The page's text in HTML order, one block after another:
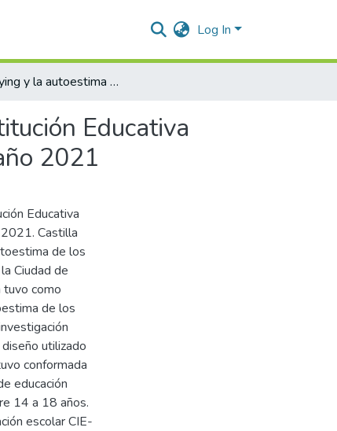
Log In
El bullying y la autoestima de los adolescentes de la Institución Educativa Bello Horizonte de la ciudad de Valledupar, Cesar en el año 2021
Educativa
2021
Educativa
Castilla
de los
Ciudad de
como
de los
utilizado
conformada
educación
14 a 18 años.
escolar CIE-